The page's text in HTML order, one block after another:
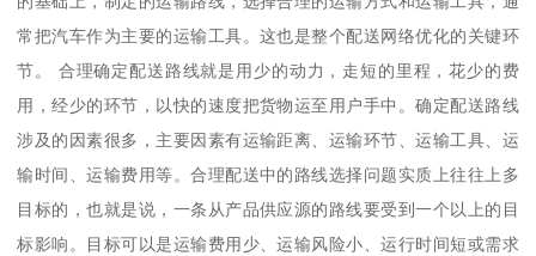
常把汽车作为主要的运输工具。这也是整个配送网络优化的关键环
节。 合理确定配送路线就是用少的动力，走短的里程，花少的费
用，经少的环节，以快的速度把货物运至用户手中。确定配送路线
涉及的因素很多，主要因素有运输距离、运输环节、运输工具、运
输时间、运输费用等。合理配送中的路线选择问题实质上往往上多
目标的，也就是说，一条从产品供应源的路线要受到一个以上的目
标影响。目标可以是运输费用少、运输风险小、运行时间短或需求